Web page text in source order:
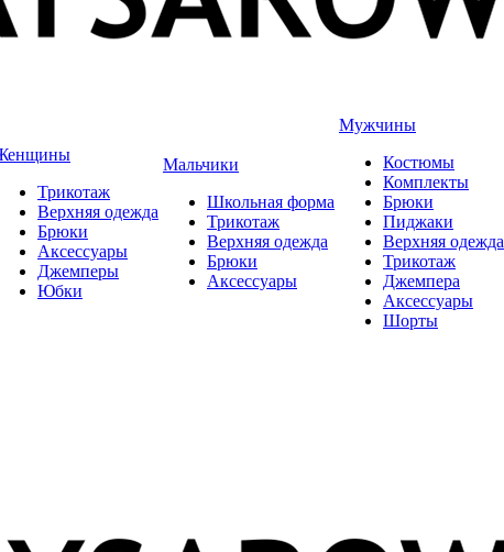
Трикотаж
Верхняя одежда
Брюки
Аксессуары
Джемперы
Юбки
Мальчики
Школьная форма
Трикотаж
Верхняя одежда
Брюки
Аксессуары
Мужчины
Костюмы
Комплекты
Брюки
Пиджаки
Верхняя одежда
Трикотаж
Джемпера
Аксессуары
Шорты